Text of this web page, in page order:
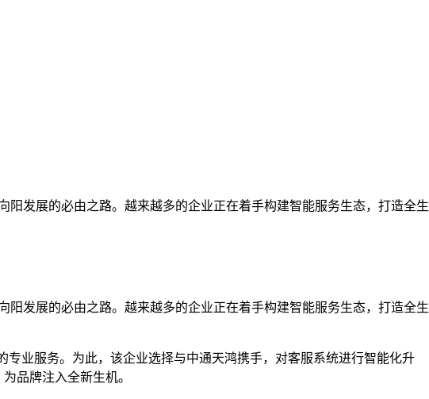
发展的必由之路。越来越多的企业正在着手构建智能服务生态，打造全生
发展的必由之路。越来越多的企业正在着手构建智能服务生态，打造全生
业服务。为此，该企业选择与中通天鸿携手，对客服系统进行智能化升
品牌注入全新生机。